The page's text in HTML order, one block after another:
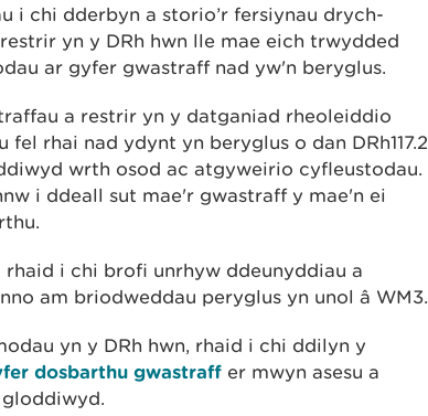
i chi dderbyn a storio’r fersiynau drych-
yn y DRh hwn lle mae eich trwydded
ar gyfer gwastraff nad yw'n beryglus.
a restrir yn y datganiad rheoleiddio
fel rhai nad ydynt yn beryglus o dan DRh117.2
wrth osod ac atgyweirio cyfleustodau.
i ddeall sut mae'r gwastraff y mae'n ei
i chi brofi unrhyw ddeunyddiau a
am briodweddau peryglus yn unol â WM3.
yn y DRh hwn, rhaid i chi ddilyn y
dosbarthu gwastraff er mwyn asesu a